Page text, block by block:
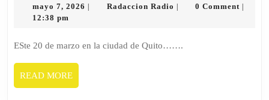
mayo 7, 2026 mayo
| Radaccion Radio Radaccion
| 0 Comment |
12:38 pm
ESte 20 de marzo en la ciudad de Quito…….
READ MOREREAD
MORE